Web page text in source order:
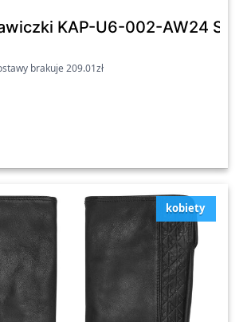
KAP-U6-002-AW24
brakuje 209.01zł
kobiety